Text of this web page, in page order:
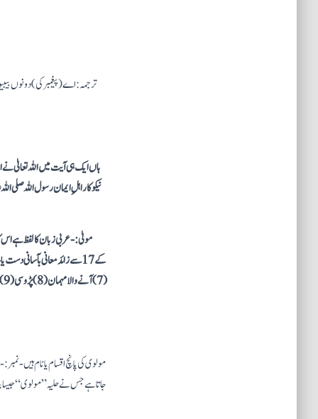
ترجمہ : اے (پیغمبر کی) دونوں
ہاں ایک ہی آیت میں اللہ تعالیٰ
نیکو کار اہلِ ایمان رسول اللہ
مولیٰ :- عربی زبان کا لفظ ہے
جاتا ہے جس نے حلیہ ”مولوی“ جیسا